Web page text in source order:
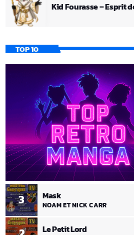
Kid Fourasse – Esprit
TOP 10
Le Petit Lord
3 Mask
NOAM ET NICK CARR